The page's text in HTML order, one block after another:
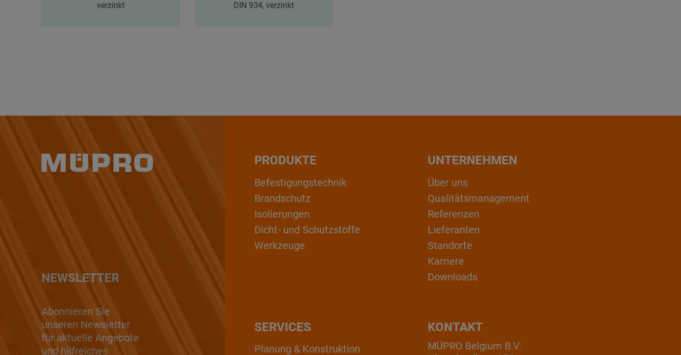
verzinkt DIN 934, verzinkt
NEWSLETTER
Abonnieren Sie
unseren Newsletter
für aktuelle Angebote
und hilfreiches
PRODUKTE
Befestigungstechnik
Brandschutz
Isolierungen
Dicht- und Schutzstoffe
Werkzeuge
UNTERNEHMEN
Über uns
Qualitätsmanagement
Referenzen
Lieferanten
Standorte
Karriere
Downloads
KONTAKT
MÜPRO Belgium B.V.
SERVICES
Planung & Konstruktion